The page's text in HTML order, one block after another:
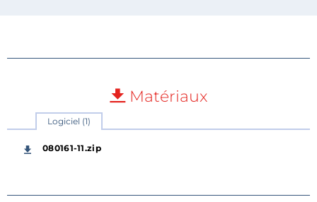
Matériaux
Logiciel (1)
080161-11.zip